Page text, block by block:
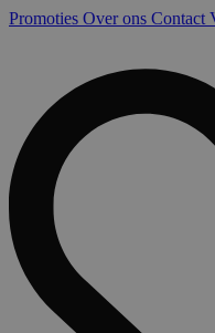
Promoties Over ons Contact